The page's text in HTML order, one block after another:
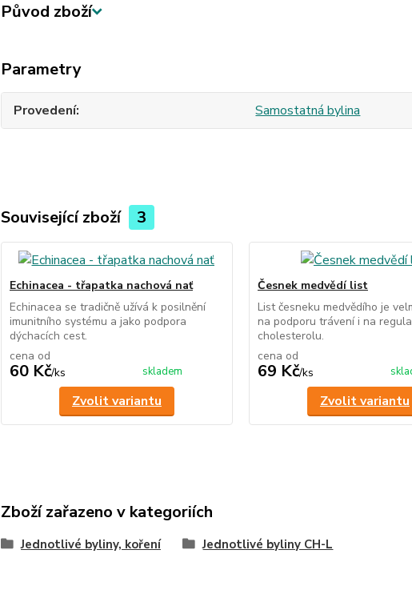
Původ zboží
Parametry
Provedení Samostatná bylina
Související zboží 3
Echinacea - třapatka nachová nať
Echinacea se tradičně užívá k posilnění
imunitního systému a jako podpora
dýchacích cest.
cena od
60 Kč/ks skladem
Zvolit variantu
Česnek medvědí list
List česneku medvědího je
na podporu trávení i na
cholesterolu.
cena od
69 Kč/ks
Zvolit variantu
Zboží zařazeno v kategoriích
Jednotlivé byliny, koření Jednotlivé byliny CH-L